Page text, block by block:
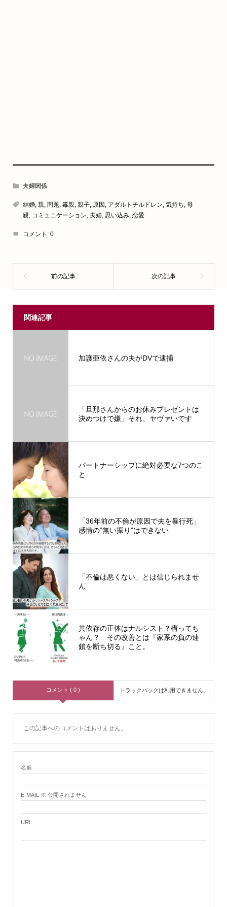
夫婦関係
結婚, 親 問題 毒親 親子, 原因 アダルトチルドレン 気持ち 母
親
コミュニケーション 夫婦, 思い込み, 恋愛
コメント: 0
関連記事
加護亜依さんの夫がDVで逮捕
「旦那さんからのお休みプレゼントは
決めつけで嫌」それ、ヤヴァいです
パートナーシップに絶対必要な7つのこ
と
「36年前の不倫が原因で夫を暴行死」
感情の”無い振り”はできない
「不倫は悪くない」とは信じられませ
ん
共依存の正体はナルシスト？構ってち
ゃん？ その改善とは『家系の負の連
鎖を断ち切る』こと。
コメント ( 0 ) トラックバックは利用できません。
この記事へのコメントはありません。
名前
E-MAIL ※ 公開されません
URL